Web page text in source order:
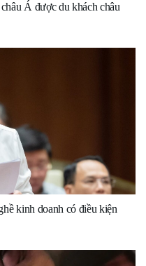
Á được du khách châu
kinh doanh có điều kiện